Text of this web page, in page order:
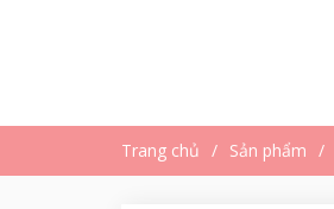
Trang chủ Sản phẩm